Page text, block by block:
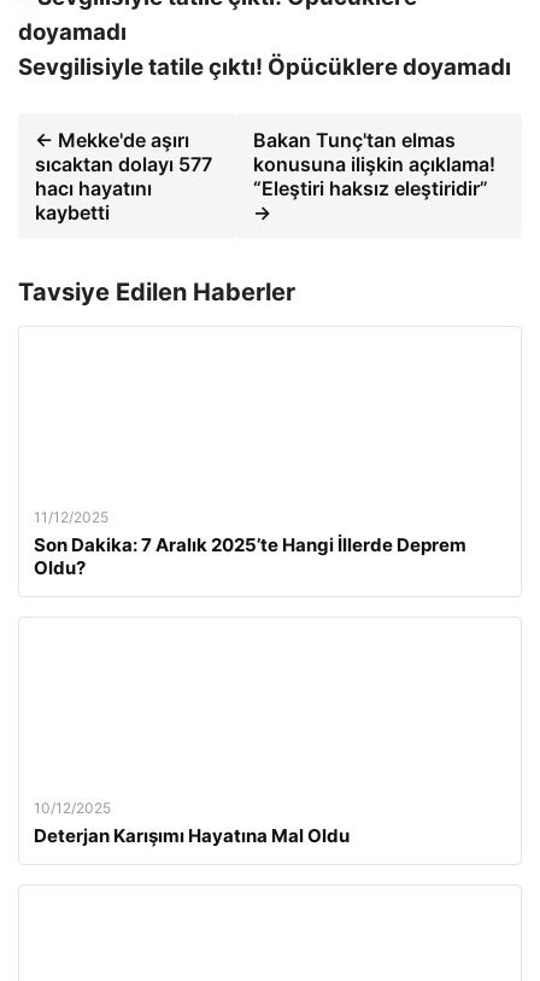
Sevgilisiyle tatile çıktı! Öpücüklere doyamadı
← Mekke'de aşırı
sıcaktan dolayı 577
hacı hayatını
kaybetti
Bakan Tunç'tan elmas
konusuna ilişkin açıklama!
“Eleştiri haksız eleştiridir”
→
Tavsiye Edilen Haberler
11/12/2025
Son Dakika: 7 Aralık 2025’te Hangi İllerde Deprem
Oldu?
10/12/2025
Deterjan Karışımı Hayatına Mal Oldu